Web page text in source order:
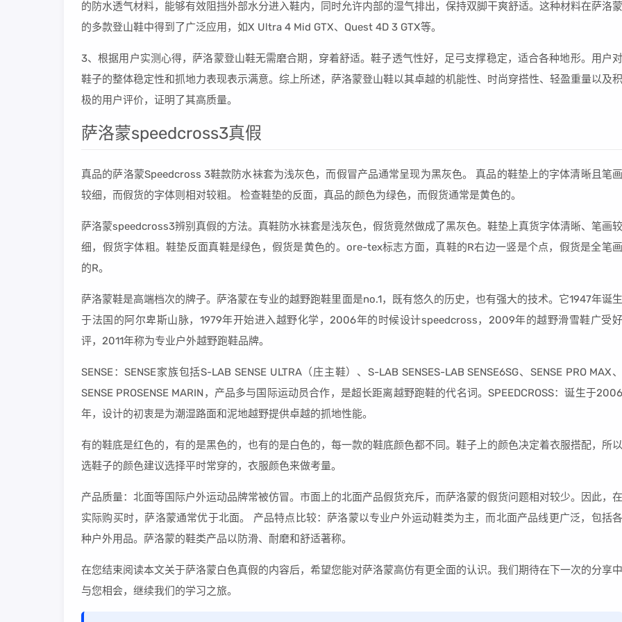
的防水透气材料，能够有效阻挡外部水分进入鞋内，同时允许内部的湿气排出，保持双脚干爽舒适。这种材料在萨洛蒙
的多款登山鞋中得到了广泛应用，如X Ultra 4 Mid GTX、Quest 4D 3 GTX等。
3、根据用户实测心得，萨洛蒙登山鞋无需磨合期，穿着舒适。鞋子透气性好，足弓支撑稳定，适合各种地形。用户对
鞋子的整体稳定性和抓地力表现表示满意。综上所述，萨洛蒙登山鞋以其卓越的机能性、时尚穿搭性、轻盈重量以及积
极的用户评价，证明了其高质量。
萨洛蒙speedcross3真假
真品的萨洛蒙Speedcross 3鞋款防水袜套为浅灰色，而假冒产品通常呈现为黑灰色。 真品的鞋垫上的字体清晰且笔画
较细，而假货的字体则相对较粗。 检查鞋垫的反面，真品的颜色为绿色，而假货通常是黄色的。
萨洛蒙speedcross3辨别真假的方法。真鞋防水袜套是浅灰色，假货竟然做成了黑灰色。鞋垫上真货字体清晰、笔画较
细，假货字体粗。鞋垫反面真鞋是绿色，假货是黄色的。ore-tex标志方面，真鞋的R右边一竖是个点，假货是全笔画
的R。
萨洛蒙鞋是高端档次的牌子。萨洛蒙在专业的越野跑鞋里面是no.1，既有悠久的历史，也有强大的技术。它1947年诞生
于法国的阿尔卑斯山脉，1979年开始进入越野化学，2006年的时候设计speedcross，2009年的越野滑雪鞋广受好
评，2011年称为专业户外越野跑鞋品牌。
SENSE：SENSE家族包括S-LAB SENSE ULTRA（庄主鞋）、S-LAB SENSES-LAB SENSE6SG、SENSE PRO MAX、
SENSE PROSENSE MARIN，产品多与国际运动员合作，是超长距离越野跑鞋的代名词。SPEEDCROSS：诞生于2006
年，设计的初衷是为潮湿路面和泥地越野提供卓越的抓地性能。
有的鞋底是红色的，有的是黑色的，也有的是白色的，每一款的鞋底颜色都不同。鞋子上的颜色决定着衣服搭配，所以
选鞋子的颜色建议选择平时常穿的，衣服颜色来做考量。
产品质量：北面等国际户外运动品牌常被仿冒。市面上的北面产品假货充斥，而萨洛蒙的假货问题相对较少。因此，在
实际购买时，萨洛蒙通常优于北面。 产品特点比较：萨洛蒙以专业户外运动鞋类为主，而北面产品线更广泛，包括各
种户外用品。萨洛蒙的鞋类产品以防滑、耐磨和舒适著称。
在您结束阅读本文关于萨洛蒙白色真假的内容后，希望您能对萨洛蒙高仿有更全面的认识。我们期待在下一次的分享中
与您相会，继续我们的学习之旅。